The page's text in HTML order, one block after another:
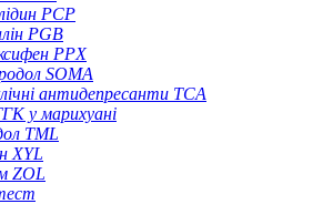
PCP
PGB
PPX
SOMA
антидепресанти TCA
у марихуані
TML
XYL
ZOL